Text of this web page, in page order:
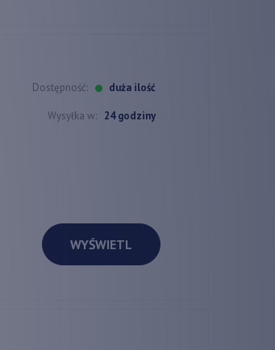
Dostępność: duża ilość
Wysyłka w: 24 godziny
WYŚWIETL